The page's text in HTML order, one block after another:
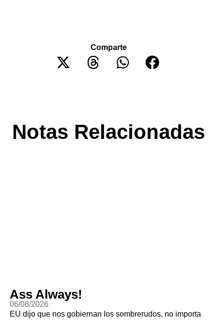
Comparte
Notas Relacionadas
Ass Always!
06/08/2026
EU dijo que nos gobiernan los sombrerudos, no importa